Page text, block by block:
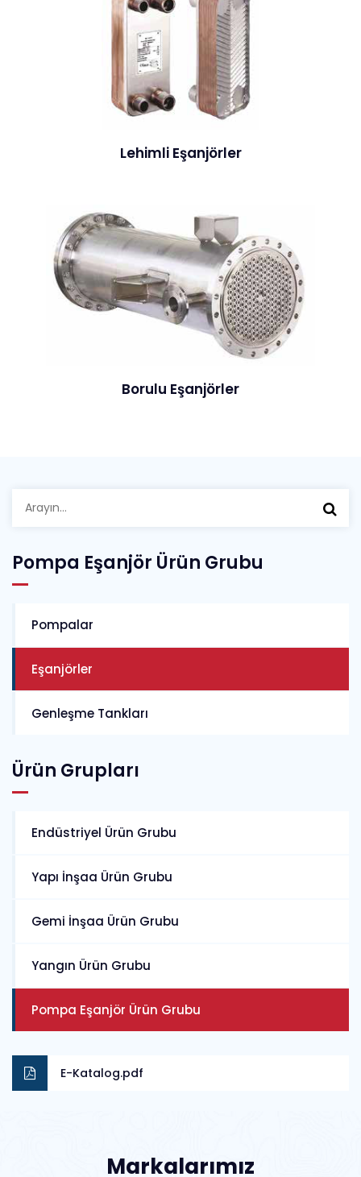
Lehimli Eşanjörler
Borulu Eşanjörler
Pompa Eşanjör Ürün Grubu
Pompalar
Eşanjörler
Genleşme Tankları
Ürün Grupları
Endüstriyel Ürün Grubu
Yapı İnşaa Ürün Grubu
Gemi İnşaa Ürün Grubu
Yangın Ürün Grubu
Pompa Eşanjör Ürün Grubu
E-Katalog.pdf
Markalarımız